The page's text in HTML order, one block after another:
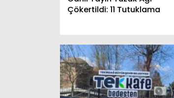
Çökertildi: 11 Tutuklama